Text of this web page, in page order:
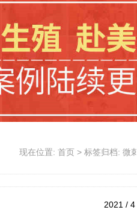
现在位置: 首页 > 标签归档: 微
2021 /